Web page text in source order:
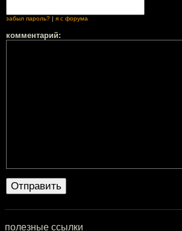
забыл пароль? я с форума
комментарий:
полезные ссылки